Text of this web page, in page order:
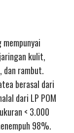
kulit,
dan rambut.
berasal dari
dari LP POM
< 3.000
98%.